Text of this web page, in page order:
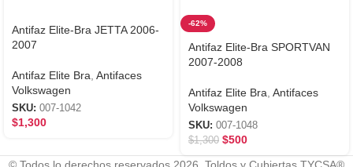
Antifaz Elite-Bra JETTA 2006-
2007
Antifaz Elite Bra Antifaces
Volkswagen
SKU: 007-1042
$1,300
-62%
Antifaz Elite-Bra SPORTVAN
2007-2008
Antifaz Elite Bra Antifaces
Volkswagen
SKU: 007-1048
$1,300 $500